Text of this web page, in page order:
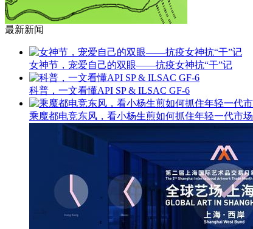
最新新闻
女神节，宠爱自己的双眼——抗疫女神抗“干”记
科普，一文看懂API SP & ILSAC GF-6
乘魔都电竞东风，看小杨生煎如何抓住年轻一代市场